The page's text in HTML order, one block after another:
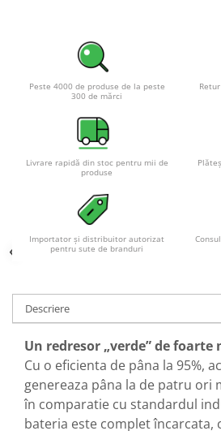
Peste 4000 de produse de la peste
300 de mărci
Livrare rapidă din stoc pentru mii de
produse
Importator și distribuitor autorizat
pentru sute de branduri
Descriere
Un redresor „verde” de foarte
Cu o eficienta de pâna la 95%,
genereaza pâna la de patru ori
în comparatie cu standardul
bateria este complet încarcata,